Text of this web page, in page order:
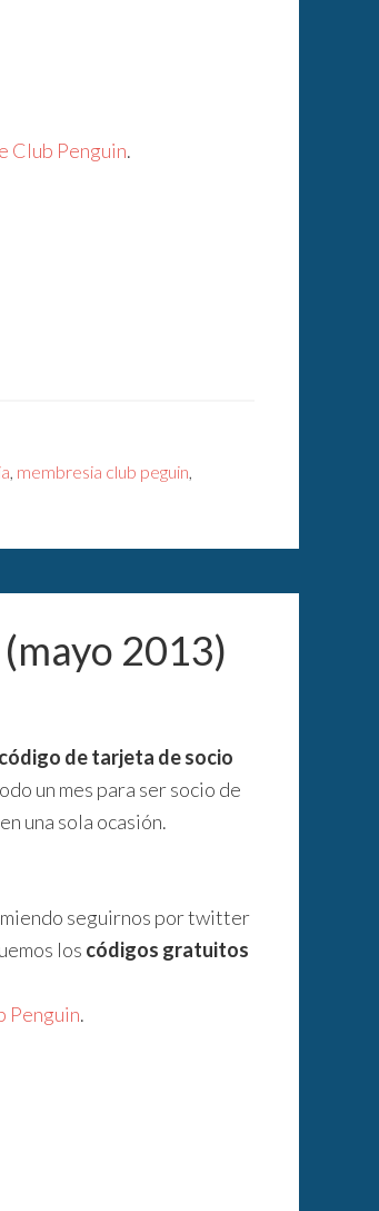
Club Penguin.
, membresia club peguin,
2013)
código de tarjeta de socio
un mes para ser socio de
una sola ocasión.
seguirnos por twitter
los códigos gratuitos
Penguin.